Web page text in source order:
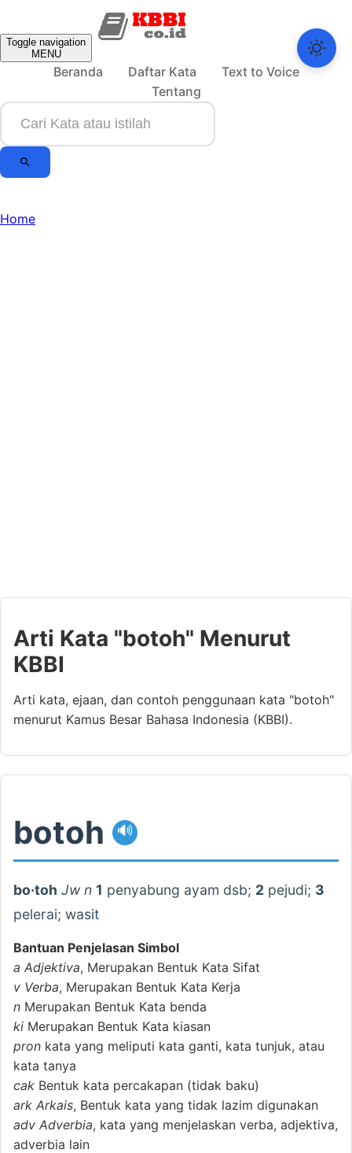
Toggle navigation
MENU
Beranda Daftar Kata
Text to Voice
Tentang
Home
Arti Kata "botoh" Menurut
KBBI
Arti kata, ejaan, dan contoh penggunaan kata "botoh"
menurut Kamus Besar Bahasa Indonesia (KBBI).
botoh 🔊
bo·toh Jw n 1 penyabung ayam dsb; 2 pejudi; 3
pelerai; wasit
Bantuan Penjelasan Simbol
a Adjektiva, Merupakan Bentuk Kata Sifat
v Verba, Merupakan Bentuk Kata Kerja
n Merupakan Bentuk Kata benda
ki Merupakan Bentuk Kata kiasan
pron kata yang meliputi kata ganti, kata tunjuk, atau
kata tanya
cak Bentuk kata percakapan (tidak baku)
ark Arkais, Bentuk kata yang tidak lazim digunakan
adv Adverbia, kata yang menjelaskan verba, adjektiva,
adverbia lain